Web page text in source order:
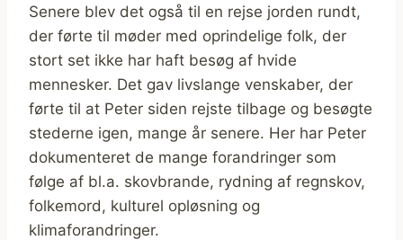
Senere blev det også til en rejse jorden rundt,
der førte til møder med oprindelige folk, der
stort set ikke har haft besøg af hvide
mennesker. Det gav livslange venskaber, der
førte til at Peter siden rejste tilbage og besøgte
stederne igen, mange år senere. Her har Peter
dokumenteret de mange forandringer som
følge af bl.a. skovbrande, rydning af regnskov,
folkemord, kulturel opløsning og
klimaforandringer.